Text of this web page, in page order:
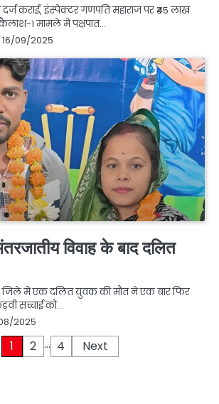
कराई, इंस्पेक्टर गणपति महाराज पर ₹45 लाख
कैलाश-1 मामले में पक्षपात…
16/09/2025
विवाह के बाद दलित
जिले में एक दलित युवक की मौत ने एक बार फिर
सच्चाई को…
2025
1 2 … 4 Next